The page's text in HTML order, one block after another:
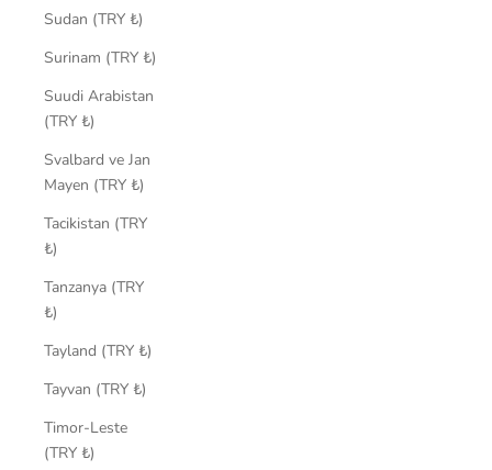
Sudan (TRY ₺)
Surinam (TRY ₺)
Suudi Arabistan
(TRY ₺)
Svalbard ve Jan
Mayen (TRY ₺)
Tacikistan (TRY
₺)
Tanzanya (TRY
₺)
Tayland (TRY ₺)
Tayvan (TRY ₺)
Timor-Leste
(TRY ₺)